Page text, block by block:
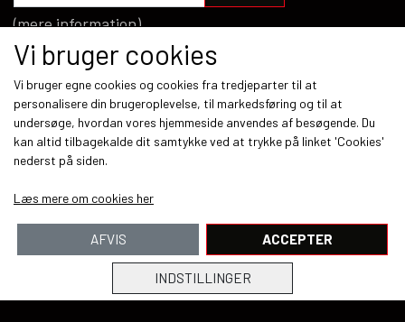
(mere information)
Sociale medier
Betalingsmetoder
Vi bruger cookies
Vi bruger egne cookies og cookies fra tredjeparter til at
personalisere din brugeroplevelse, til markedsføring og til at
undersøge, hvordan vores hjemmeside anvendes af besøgende. Du
kan altid tilbagekalde dit samtykke ved at trykke på linket 'Cookies'
nederst på siden.
Læs mere om cookies her
INDSTILLINGER
AFVIS ACCEPTER